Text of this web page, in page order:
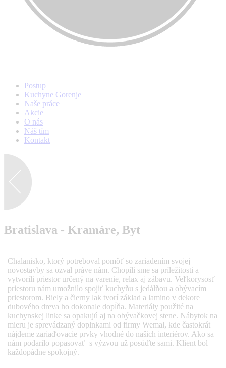
Postup
Kuchyne Gorenje
Naše práce
Akcie
O nás
Náš tím
Kontakt
Bratislava - Kramáre, Byt
Chalanisko, ktorý potreboval pomôť so zariadením svojej
novostavby sa ozval práve nám. Chopili sme sa príležitosti a
vytvorili priestor určený na varenie, relax aj zábavu. Veľkorysosť
priestoru nám umožnilo spojiť kuchyňu s jedálňou a obývacím
priestorom. Biely a čierny lak tvorí základ a lamino v dekore
dubového dreva ho dokonale dopĺňa. Materiály použité na
kuchynskej linke sa opakujú aj na obývačkovej stene. Nábytok na
mieru je sprevádzaný doplnkami od firmy Wemal, kde častokrát
nájdeme zariaďovacie prvky vhodné do našich interiérov. Ako sa
nám podarilo popasovať s výzvou už posúďte sami. Klient bol
každopádne spokojný.